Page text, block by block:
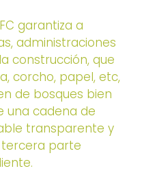
garantiza a
administraciones
construcción, que
corcho, papel, etc,
de bosques bien
una cadena de
transparente y
parte